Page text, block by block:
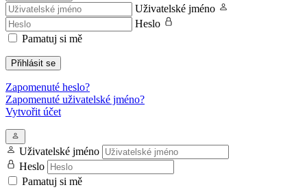
Uživatelské jméno
Heslo
Pamatuj si mě
Přihlásit se
Zapomenuté heslo?
Zapomenuté uživatelské jméno?
Vytvořit účet
Uživatelské jméno
Heslo
Pamatuj si mě